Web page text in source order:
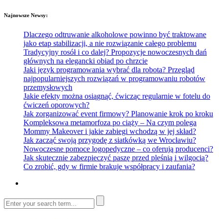
Najnowsze Newsy:
Dlaczego odtruwanie alkoholowe powinno być traktowane
jako etap stabilizacji, a nie rozwiązanie całego problemu
Tradycyjny rosół i co dalej? Propozycje nowoczesnych dań
głównych na elegancki obiad po chrzcie
Jaki język programowania wybrać dla robota? Przegląd
najpopularniejszych rozwiązań w programowaniu robotów
przemysłowych
Jakie efekty można osiągnąć, ćwicząc regularnie w fotelu do
ćwiczeń oporowych?
Jak zorganizować event firmowy? Planowanie krok po kroku
Kompleksowa metamorfoza po ciąży – Na czym polega
Mommy Makeover i jakie zabiegi wchodzą w jej skład?
Jak zacząć swoją przygodę z siatkówką we Wrocławiu?
Nowoczesne pomoce logopedyczne – co oferują producenci?
Jak skutecznie zabezpieczyć paszę przed pleśnią i wilgocią?
Co zrobić, gdy w firmie brakuje współpracy i zaufania?